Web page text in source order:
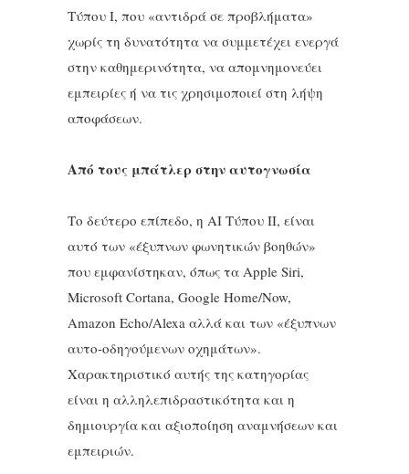
Τύπου Ι, που «αντιδρά σε προβλήματα»
χωρίς τη δυνατότητα να συμμετέχει ενεργά
στην καθημερινότητα, να απομνημονεύει
εμπειρίες ή να τις χρησιμοποιεί στη λήψη
αποφάσεων.
Από τους μπάτλερ στην αυτογνωσία
Το δεύτερο επίπεδο, η ΑΙ Τύπου ΙΙ, είναι
αυτό των «έξυπνων φωνητικών βοηθών»
που εμφανίστηκαν, όπως τα Apple Siri,
Microsoft Cortana, Google Home/Now,
Amazon Echo/Alexa αλλά και των «έξυπνων
αυτο-οδηγούμενων οχημάτων».
Χαρακτηριστικό αυτής της κατηγορίας
είναι η αλληλεπιδραστικότητα και η
δημιουργία και αξιοποίηση αναμνήσεων και
εμπειριών.